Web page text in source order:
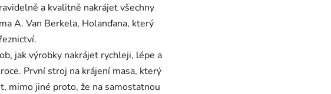
a kvalitně nakrájet všechny
A. Van Berkela, Holanďana, který
jak výrobky nakrájet rychleji, lépe a
První stroj na krájení masa, který
mimo jiné proto, že na samostatnou